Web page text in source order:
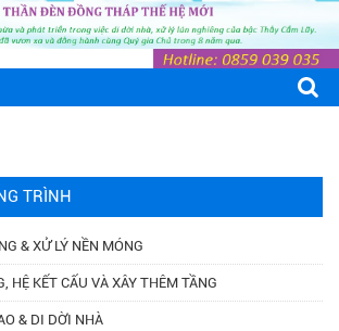
TRÌNH
& XỬ LÝ NỀN MÓNG
HỆ KẾT CẤU VÀ XÂY THÊM TẦNG
& DI DỜI NHÀ